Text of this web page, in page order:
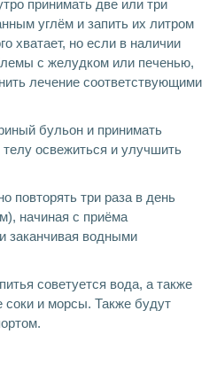
принимать две или три
углём и запить их литром
хватает, но если в наличии
с желудком или печенью,
лечение соответствующими
бульон и принимать
освежиться и улучшить
повторять три раза в день
начиная с приёма
заканчивая водными
советуется вода, а также
соки и морсы. Также будут